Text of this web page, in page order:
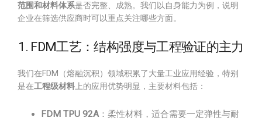
范围和材料体系是否完整、成熟。我们以自身能力为例，说明
企业在筛选供应商时可以重点关注哪些方面。
1. FDM工艺：结构强度与工程验证的主力
我们在FDM（熔融沉积）领域积累了大量工业应用经验，特别
是在工程级材料 上的应用优势明显，主要材料包括：
FDM TPU 92A：柔性材料，适合需要一定弹性与耐